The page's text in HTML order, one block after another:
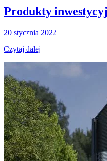
Produkty
20 stycznia 2022
Czytaj dalej